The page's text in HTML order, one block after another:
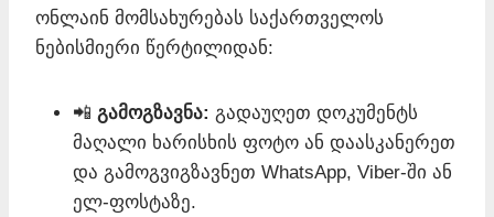
ონლაინ მომსახურებას საქართველოს
ნებისმიერი წერტილიდან:
📲 გამოგზავნა: გადაუღეთ დოკუმენტს
მაღალი ხარისხის ფოტო ან დაასკანერეთ
და გამოგვიგზავნეთ WhatsApp, Viber-ში ან
ელ-ფოსტაზე.